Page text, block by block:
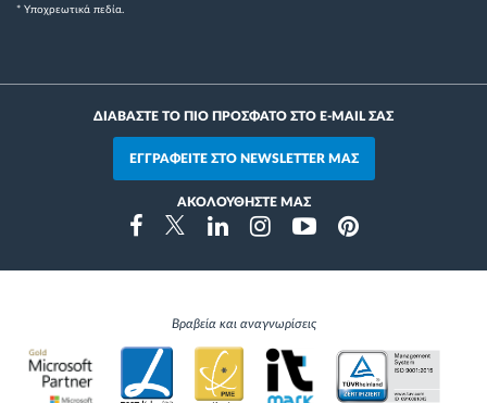
* Yποχρεωτικά πεδία.
ΔΙΑΒΑΣΤΕ ΤΟ ΠΙΟ ΠΡΟΣΦΑΤΟ ΣΤΟ E-MAIL ΣΑΣ
ΕΓΓΡΑΦΕΙΤΕ ΣΤΟ NEWSLETTER ΜΑΣ
ΑΚΟΛΟΥΘΗΣΤΕ ΜΑΣ
FacebookTwitterLinkedinInstragramYoutubePinterest
Βραβεία και αναγνωρίσεις